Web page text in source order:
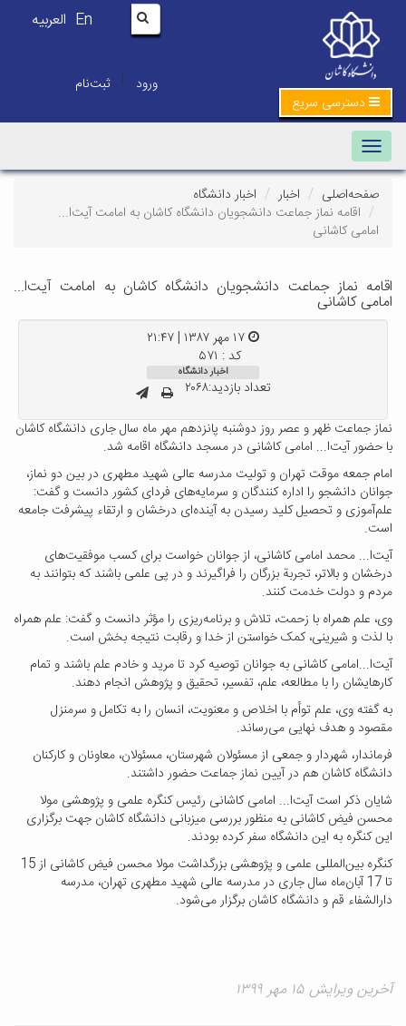
En العربیه
ورود | ثبت‌نام
دسترسی سریع
Toggle navigation
صفحه‌اصلی اخبار
اخبار دانشگاه
اقامه نماز جماعت دانشجویان دانشگاه کاشان به امامت آیت‌ا...
امامی کاشانی
اقامه نماز جماعت دانشجویان دانشگاه کاشان به امامت آیت‌ا...
امامی کاشانی
کد : ۵۷۱
اخبار دانشگاه
تعداد بازدید:۲۰۶۸
نماز جماعت ظهر و عصر روز دوشنبه پانزدهم مهر ماه سال جاری دانشگاه کاشان
با حضور آیت‌ا... امامی کاشانی در مسجد دانشگاه اقامه شد.
امام جمعه موقت تهران و تولیت مدرسه عالی شهید مطهری در بین دو نماز،
جوانان دانشجو را اداره کنندگان و سرمایه‌های فردای کشور دانست و گفت:
علم‌آموزی و تحصیل کلید رسیدن به آینده‌ای درخشان و ارتقاء پیشرفت جامعه
است.
آیت‌ا... محمد امامی کاشانی، از جوانان خواست برای کسب موفقیت‌های
درخشان و بالاتر، تجربة بزرگان را فراگیرند و در پی علمی باشند که بتوانند به
مردم و دولت خدمت کنند.
وی، علم همراه با زحمت، تلاش و برنامه‌ریزی را مؤثر دانست و گفت: علم همراه
با لذت و شیرینی، کمک خواستن از خدا و رقابت نتیجه بخش است.
آیت‌ا...امامی کاشانی به جوانان توصیه کرد تا مرید و خادم علم باشند و تمام
کارهایشان را با مطالعه، علم، تفسیر، تحقیق و پژوهش انجام دهند.
به گفته وی، علم توأم با اخلاص و معنویت، انسان را به تکامل و سرمنزل
مقصود و هدف نهایی می‌رساند.
فرماندار، شهردار و جمعی از مسئولان شهرستان، مسئولان، معاونان و کارکنان
دانشگاه کاشان هم در آیین نماز جماعت حضور داشتند.
شایان ذکر است آیت‌ا... امامی کاشانی رئیس کنگره علمی و پژوهشی مولا
محسن فیض کاشانی به منظور بررسی میزبانی دانشگاه کاشان جهت برگزاری
این کنگره به این دانشگاه سفر کرده بودند.
کنگره بین‌المللی علمی و پژوهشی بزرگداشت مولا محسن فیض کاشانی از 15
تا 17 آبان‌ماه سال جاری در مدرسه عالی شهید مطهری تهران، مدرسه
دارالشفاء قم و دانشگاه کاشان برگزار می‌شود.
آخرین ویرایش ۱۵ مهر ۱۳۹۹